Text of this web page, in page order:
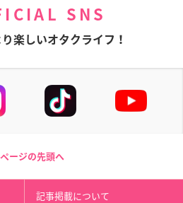
SNS
楽しいオタクライフ！
ページの先頭へ
記事掲載について